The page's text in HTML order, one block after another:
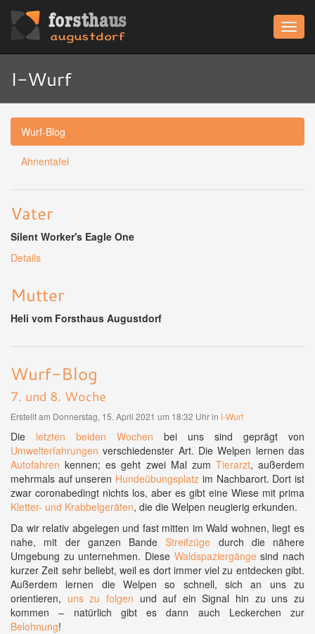
Menü
I-Wurf
Wurf-Blog
Ahnentafel
Vater
Silent Worker's Eagle One
Details
Mutter
Heli vom Forsthaus Augustdorf
Wurf-Blog
7. und 8. Woche
Erstellt am Donnerstag, 15. April 2021 um 18:32 Uhr in I-Wurf
Die letzten beiden Wochen bei uns sind geprägt von
Umwelterfahrungen verschiedenster Art. Die Welpen lernen das
Autofahren kennen; es geht zwei Mal zum Tierarzt, außerdem
mehrmals auf unseren Hundeübungsplatz im Nachbarort. Dort ist
zwar coronabedingt nichts los, aber es gibt eine Wiese mit prima
Kletter- und Krabbelgeräten, die die Welpen neugierig erkunden.
Da wir relativ abgelegen und fast mitten im Wald wohnen, liegt es
nahe, mit der ganzen BandeStreifzüge durch die nähere
Umgebung zu unternehmen. Diese Waldspaziergängesind nach
kurzer Zeit sehr beliebt, weil es dort immer viel zu entdecken gibt.
Außerdem lernen die Welpen so schnell, sich an uns zu
orientieren, uns zu folgen und auf ein Signal hin zu uns zu
kommen – natürlich gibt es dann auch Leckerchen zur
Belohnung!